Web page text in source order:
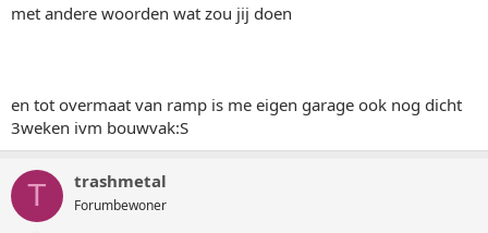
met andere woorden wat zou jij doen
en tot overmaat van ramp is me eigen garage ook nog dicht
3weken ivm bouwvak:S
T trashmetal
Forumbewoner